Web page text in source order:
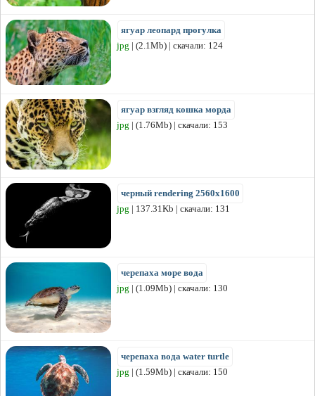
ягуар леопард прогулка
jpg | (2.1Mb) | скачали: 124
ягуар взгляд кошка морда
jpg | (1.76Mb) | скачали: 153
черный rendering 2560x1600
jpg | 137.31Kb | скачали: 131
черепаха море вода
jpg | (1.09Mb) | скачали: 130
черепаха вода water turtle
jpg | (1.59Mb) | скачали: 150